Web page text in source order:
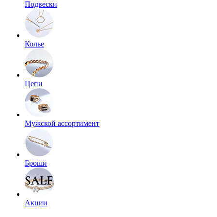
Подвески
Колье
Цепи
Мужской ассортимент
Броши
Акции